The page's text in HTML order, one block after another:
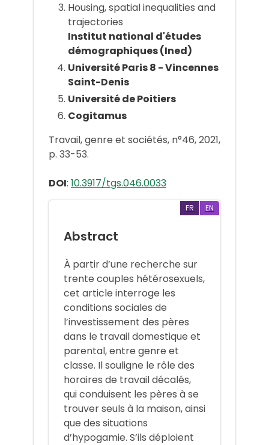
Housing, spatial inequalities and
trajectories
Institut national d'études
démographiques (Ined)
Université Paris 8 - Vincennes
Saint-Denis
Université de Poitiers
Cogitamus
Travail, genre et sociétés, n°46, 2021,
p. 33-53.
DOI: 10.3917/tgs.046.0033
FR EN
Abstract
À partir d’une recherche sur
trente couples hétérosexuels,
cet article interroge les
conditions sociales de
l’investissement des pères
dans le travail domestique et
parental, entre genre et
classe. Il souligne le rôle des
horaires de travail décalés,
qui conduisent les pères à se
trouver seuls à la maison, ainsi
que des situations
d’hypogamie. S’ils déploient